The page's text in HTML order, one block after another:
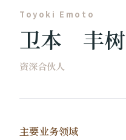
Toyoki Emoto
卫本 丰树
资深合伙人
主要业务领域